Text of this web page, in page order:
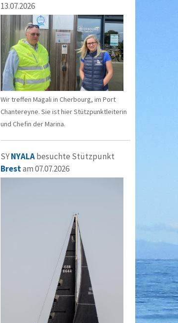
13.07.2026
Wir treffen Magali in Cherbourg, im Port
Chantereyne. Sie ist hier Stützpunktleiterin
und Chefin der Marina.
SYNYALAbesuchte Stützpunkt
Brestam 07.07.2026